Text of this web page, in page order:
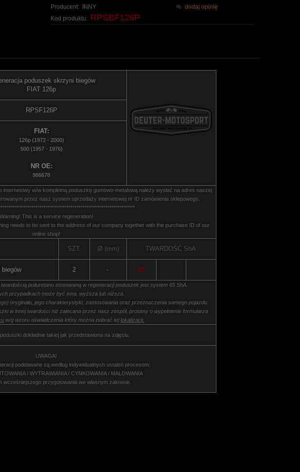
Producent:
INNY
Kod produktu: RPSBF126P
dodaj opinię
poduszek skrzyni biegów
FIAT 126p
RPSF126P
FIAT:
126p (1972 - 2000)
500 (1957 - 1976)
NR OE:
986678
w/w kompletną poduszkę gumowo-metalową należy wysłać na adres naszej
przez nasz system sprzedaży internetowej nr ID zamówienia sklepowego.
Warning! This is a service regeneration!
needs to be sent to the address of our company together with the purchase ID of our
online shop!
SZT. Ø (mm) TWARDOŚĆ ShA
biegów 2 - 65
poliuretanu stosowaną w regeneracji poduszek jest system 65 ShA.
przypadkach może być inna, wyższa lub niższa.
oryginału, jego charakterystyki, zastosowania oraz przeznaczenia samego pojazdu.
w innej twardości niż zalecana przez nasz zespół, prosimy o wypełnienie formularza
w/g wzoru oświadczenia który można pobrać tejlokalizacji.
dokładnie takiej jak przedstawiona na zdjęciu.
UWAGA!
poddawane są według indywidualnych ustaleń procesom:
/ WYTRAWIANIA / CYNKOWANIA / MALOWANIA
wcześniejszego przygotowania we własnym zakresie.